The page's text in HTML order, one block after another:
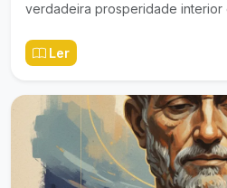
verdadeira prosperidade interior
Ler